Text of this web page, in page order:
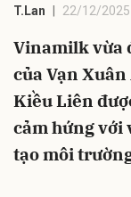
T.Lan 22/12/2025
Vinamilk vừa
của Vạn
Kiều Liên
cảm hứng với
tạo môi